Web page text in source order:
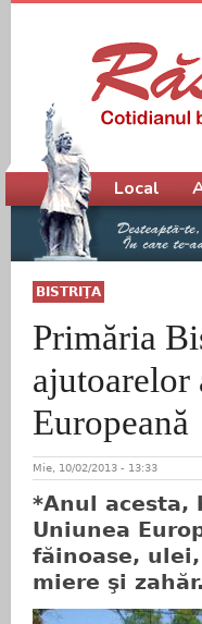
BISTRIŢA
Primăria
ajutoarelor
Europeană
Mie, 10/02/2013 - 13:33
*Anul acesta,
Uniunea
făinoase,
miere şi zahăr.
Meniu principal
Local